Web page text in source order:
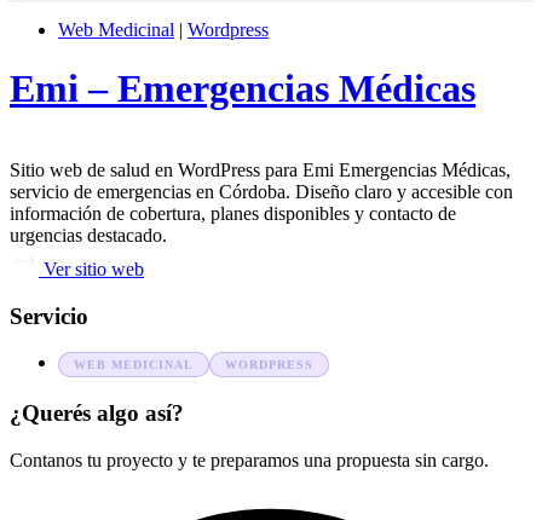
Web Medicinal | Wordpress
Emi – Emergencias Médicas
Sitio web de salud en WordPress para Emi Emergencias Médicas,
servicio de emergencias en Córdoba. Diseño claro y accesible con
información de cobertura, planes disponibles y contacto de
urgencias destacado.
Ver sitio web
Servicio
WEB MEDICINAL WORDPRESS
¿Querés algo así?
Contanos tu proyecto y te preparamos una propuesta sin cargo.